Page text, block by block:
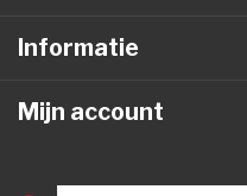
Informatie
Mijn account